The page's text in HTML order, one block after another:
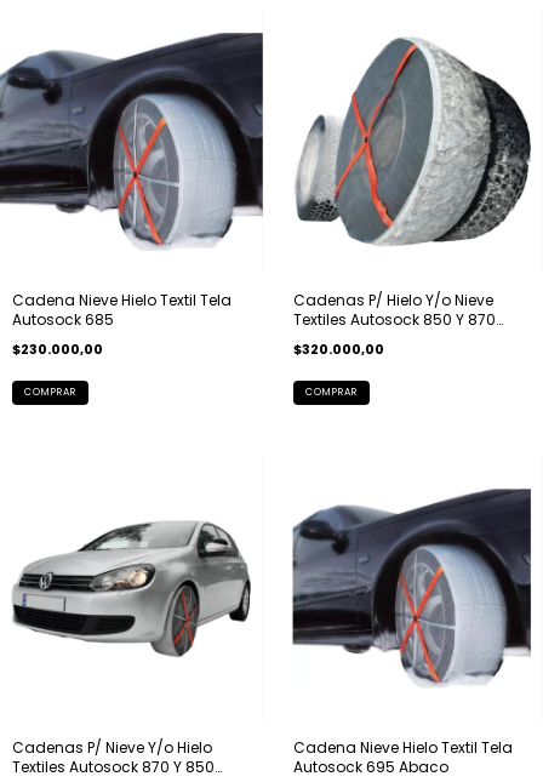
Cadena Nieve Hielo Textil Tela
Autosock 685
$230.000,00
Cadenas P/ Hielo Y/o Nieve
Textiles Autosock 850 Y 870
$320.000,00
Cadenas P/ Nieve Y/o Hielo
Textiles Autosock 870 Y 850
Cadena Nieve Hielo Textil Tela
Autosock 695 Abaco